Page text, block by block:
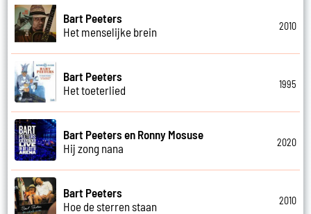
Bart Peeters
Het menselijke brein
2010
Bart Peeters
Het toeterlied
1995
Bart Peeters en Ronny Mosuse
Hij zong nana
2020
Bart Peeters
Hoe de sterren staan
2010